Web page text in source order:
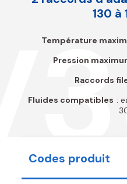
130 à
Température
Pression
Raccords
Fluides compatibles :
Codes produit